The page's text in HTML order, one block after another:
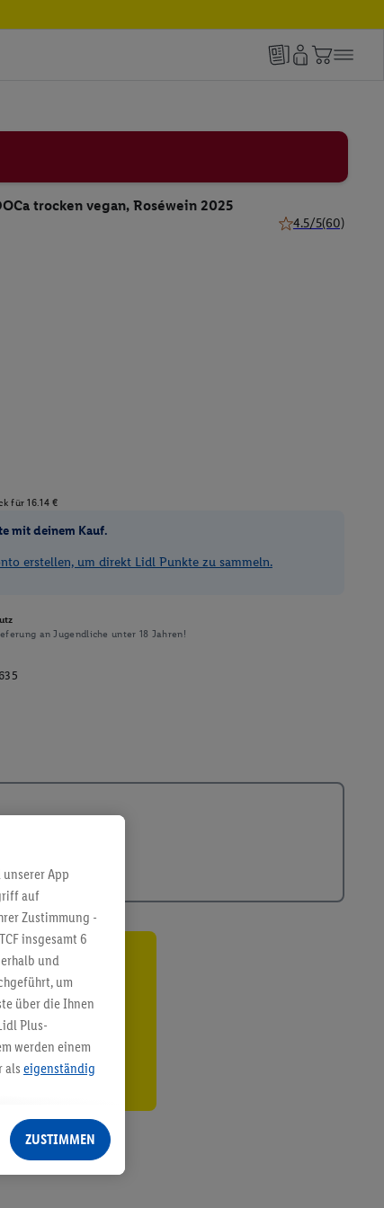
trocken vegan, Roséwein 2025
4.5/5(60)
für 16.14 €
mit deinem Kauf.
erstellen, um direkt Lidl Punkte zu sammeln.
an Jugendliche unter 18 Jahren!
App
auf
Zustimmung -
insgesamt 6
und
um
über die Ihnen
Plus-
werden einem
als eigenständig
Dienste, Ihr
sowie Ihre
Speichern von
ZUSTIMMEN